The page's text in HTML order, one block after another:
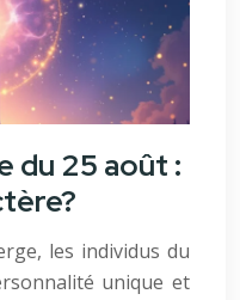
du 25 août :
les individus du
unique et